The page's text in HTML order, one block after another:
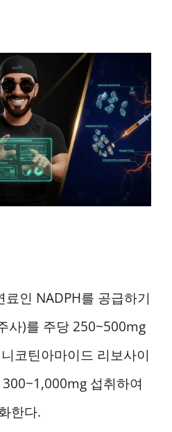
인 NADPH를 공급하기
사)를 주당 250~500mg
코틴아마이드 리보사이
섭취하여
한다.